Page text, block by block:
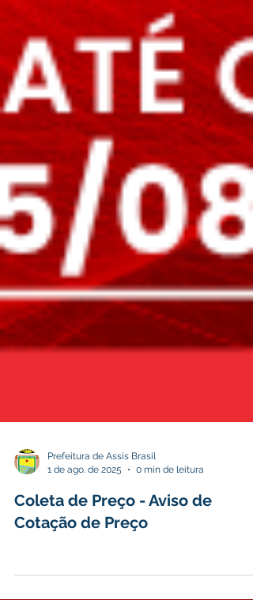
Prefeitura de Assis Brasil
Coleta de Preço - Aviso de